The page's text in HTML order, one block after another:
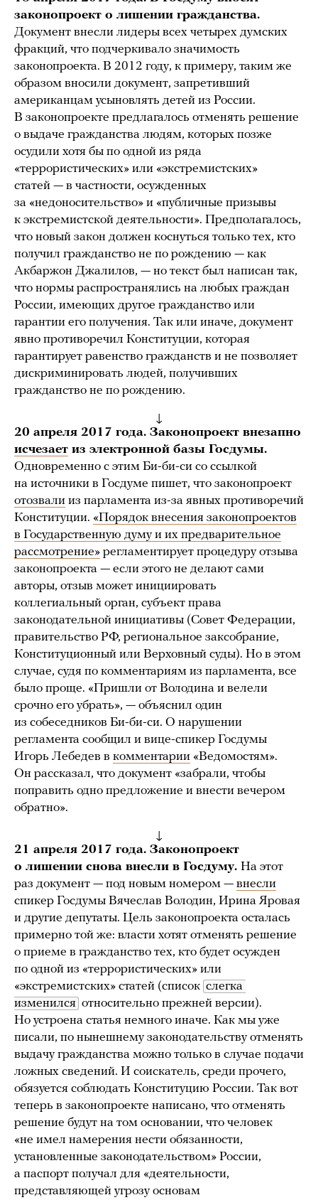
законопроект о лишении гражданства.
Документ внесли лидеры всех четырех думских
фракций, что подчеркивало значимость
законопроекта. В 2012 году, к примеру, таким же
образом вносили документ, запретивший
американцам усыновлять детей из России.
В законопроекте предлагалось отменять решение
о выдаче гражданства людям, которых позже
осудили хотя бы по одной из ряда
«террористических» или «экстремистских»
статей — в частности, осужденных
за «недоносительство» и «публичные призывы
к экстремистской деятельности». Предполагалось,
что новый закон должен коснуться только тех, кто
получил гражданство не по рождению — как
Акбаржон Джалилов, — но текст был написан так,
что нормы распространялись на любых граждан
России, имеющих другое гражданство или
гарантии его получения. Так или иначе, документ
явно противоречил Конституции, которая
гарантирует равенство гражданств и не позволяет
дискриминировать людей, получивших
гражданство не по рождению.
↓
20 апреля 2017 года. Законопроект внезапно
исчезает из электронной базы Госдумы.
Одновременно с этим Би-би-си со ссылкой
на источники в Госдуме пишет, что законопроект
отозвали из парламента из-за явных противоречий
Конституции. «Порядок внесения законопроектов
в Государственную думу и их предварительное
рассмотрение» регламентирует процедуру отзыва
законопроекта — если этого не делают сами
авторы, отзыв может инициировать
коллегиальный орган, субъект права
законодательной инициативы (Совет Федерации,
правительство РФ, региональное заксобрание,
Конституционный или Верховный суды). Но в этом
случае, судя по комментариям из парламента, все
было проще. «Пришли от Володина и велели
срочно его убрать», — объяснил один
из собеседников Би-би-си. О нарушении
регламента сообщил и вице-спикер Госдумы
Игорь Лебедев в комментарии «Ведомостям».
Он рассказал, что документ «забрали, чтобы
поправить одно предложение и внести вечером
обратно».
↓
21 апреля 2017 года. Законопроект
о лишении снова внесли в Госдуму. На этот
раз документ — под новым номером — внесли
спикер Госдумы Вячеслав Володин, Ирина Яровая
и другие депутаты. Цель законопроекта осталась
примерно той же: власти хотят отменять решение
о приеме в гражданство тех, кто будет осужден
по одной из «террористических» или
«экстремистских» статей (список слегка
изменился относительно прежней версии).
Но устроена статья немного иначе. Как мы уже
писали, по нынешнему законодательству отменять
выдачу гражданства можно только в случае подачи
ложных сведений. И соискатель, среди прочего,
обязуется соблюдать Конституцию России. Так вот
теперь в законопроекте написано, что отменять
решение будут на том основании, что человек
«не имел намерения нести обязанности,
установленные законодательством» России,
а паспорт получал для «деятельности,
представляющей угрозу основам